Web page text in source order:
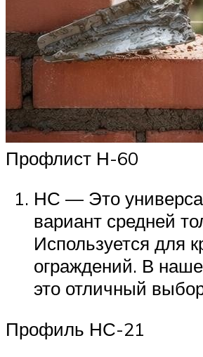
Профлист Н-60
НС — Это
вариант средней
Используется для
ограждений. В
это отличный
Профиль НС-21